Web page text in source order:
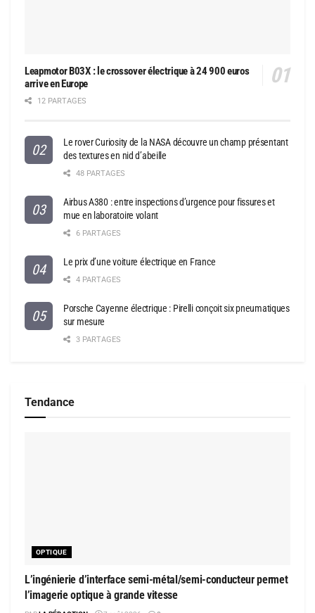
Leapmotor B03X : le crossover électrique à 24 900 euros
arrive en Europe
12 PARTAGES
Le rover Curiosity de la NASA découvre un champ présentant
des textures en nid d’abeille
48 PARTAGES
Airbus A380 : entre inspections d’urgence pour fissures et
mue en laboratoire volant
6 PARTAGES
Le prix d’une voiture électrique en France
4 PARTAGES
Porsche Cayenne électrique : Pirelli conçoit six pneumatiques
sur mesure
3 PARTAGES
Tendance
OPTIQUE
L’ingénierie d’interface semi-métal/semi-conducteur permet
l’imagerie optique à grande vitesse